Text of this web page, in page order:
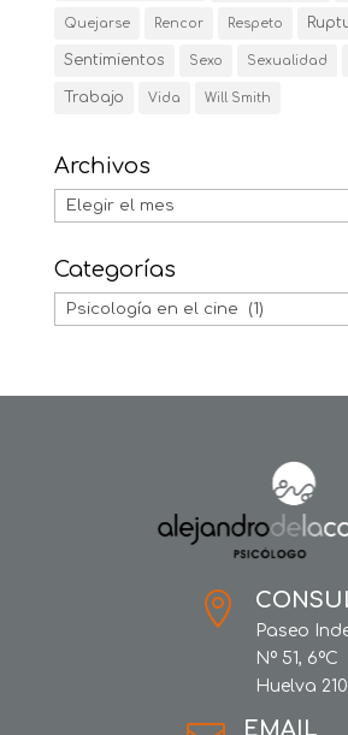
Quejarse Rencor Respeto
Sentimientos Sexo Sexualidad
Trabajo Vida Will Smith
Archivos
Archivos
Categorías
Categorías

Paseo
Nº 51, 6ºC
Huelva
EMAIL